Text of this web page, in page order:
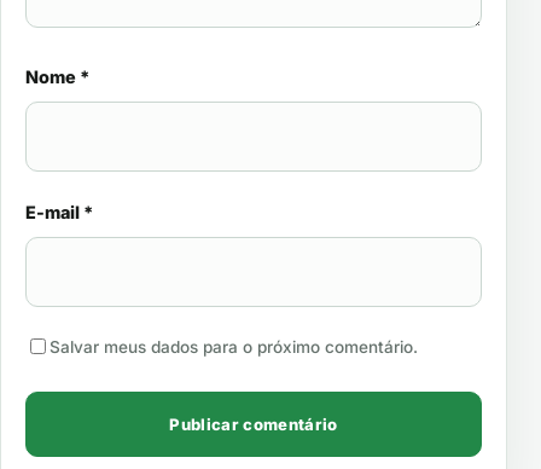
Nome *
E-mail *
Salvar meus dados para o próximo comentário.